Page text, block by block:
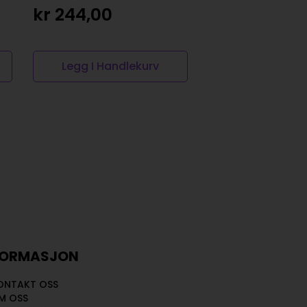
kr 244,00
Legg I Handlekurv
OSS
OSS